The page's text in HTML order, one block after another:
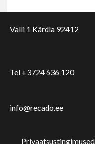
Valli 1 Kärdla 92412
Tel +3724 636 120
info@recado.ee
Privaatsustingimused